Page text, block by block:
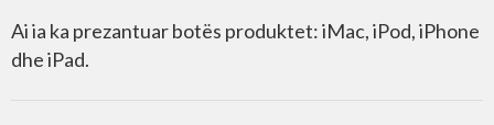
Ai ia ka prezantuar botës produktet: iMac, iPod, iPhone
dhe iPad.